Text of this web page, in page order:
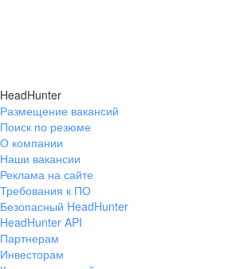
HeadHunter
Размещение вакансий
Поиск по резюме
О компании
Наши вакансии
Реклама на сайте
Требования к ПО
Безопасный HeadHunter
HeadHunter API
Партнерам
Инвесторам